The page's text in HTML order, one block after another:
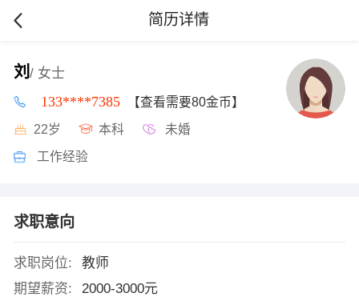
简历详情
刘 / 女士
133****7385 【查看需要80金币】
22岁 本科 未婚
工作经验
求职意向
求职岗位:
教师
期望薪资:
2000-3000元